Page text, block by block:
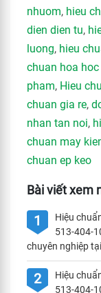
nhuom, hieu
dien dien tu,
luong, hieu
chuan hoa
pham, Hieu
chuan gia re,
nhan tan noi,
chuan may
chuan ep keo
Bài viết xem
1
Hiệu
513-404-
chuyên nghiệp
2
Hiệu
513-404-